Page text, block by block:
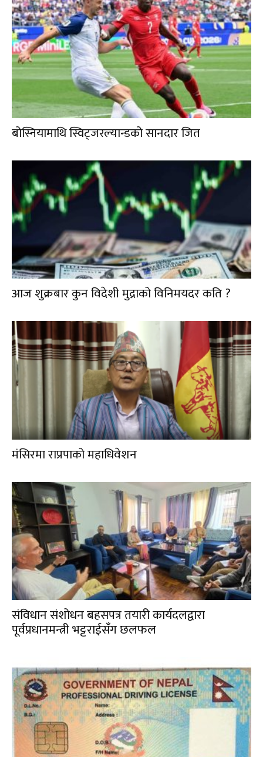
बोस्नियामाथि स्विट्जरल्यान्डको सानदार जित
आज शुक्रबार कुन विदेशी मुद्राको विनिमयदर कति ?
मंसिरमा राप्रपाको महाधिवेशन
संविधान संशोधन बहसपत्र तयारी कार्यदलद्वारा
पूर्वप्रधानमन्त्री भट्टराईसँग छलफल